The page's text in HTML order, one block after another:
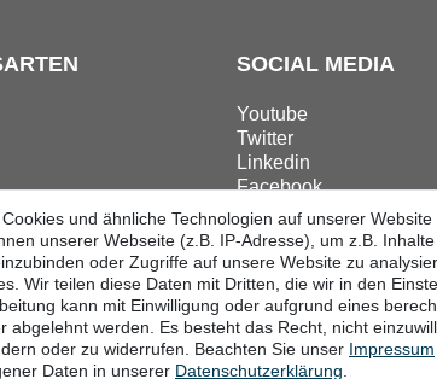
SOCIAL MEDIA
Youtube
Twitter
Linkedin
Facebook
Instagram
Widerrufsrecht Widerrufsformular
und ähnliche Technologien auf unserer
unserer Webseite (z.B. IP-Adresse), um z.B.
oder Zugriffe auf unsere Website zu
Wir teilen diese Daten mit Dritten, die wir in den
kann mit Einwilligung oder aufgrund eines
abgelehnt werden. Es besteht das Recht, nicht
oder zu widerrufen. Beachten Sie unser Impressum
Daten in unserer Daten­schutz­erklärung